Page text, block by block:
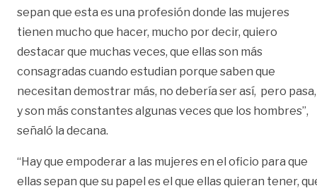
sepan que esta es una profesión donde las mujeres
tienen mucho que hacer, mucho por decir, quiero
destacar que muchas veces, que ellas son más
consagradas cuando estudian porque saben que
necesitan demostrar más, no debería ser así, pero pasa,
y son más constantes algunas veces que los hombres”,
señaló la decana.
“Hay que empoderar a las mujeres en el oficio para que
ellas sepan que su papel es el que ellas quieran tener,